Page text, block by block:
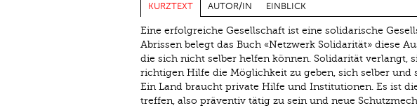
KURZTEXT AUTOR/IN EINBLICK
Eine erfolgreiche Gesellschaft ist eine solidarische
Abrissen belegt das Buch «Netzwerk Solidarität» diese
die sich nicht selber helfen können. Solidarität verlangt,
richtigen Hilfe die Möglichkeit zu geben, sich selber und
Ein Land braucht private Hilfe und Institutionen. Es ist
treffen, also präventiv tätig zu sein und neue